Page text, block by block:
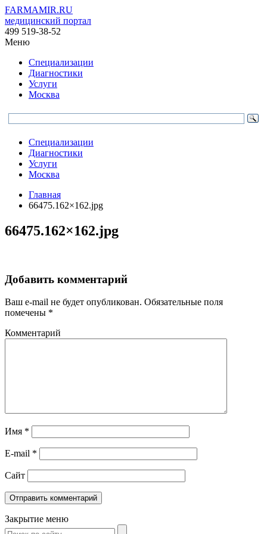
FARMAMIR.RU
медицинский портал
499 519-38-52
Меню
Специализации
Диагностики
Услуги
Москва
Специализации
Диагностики
Услуги
Москва
Главная
66475.162×162.jpg
66475.162×162.jpg
Добавить комментарий
Ваш e-mail не будет опубликован. Обязательные поля
помечены *
Комментарий
Имя *
E-mail *
Сайт
Закрытие меню